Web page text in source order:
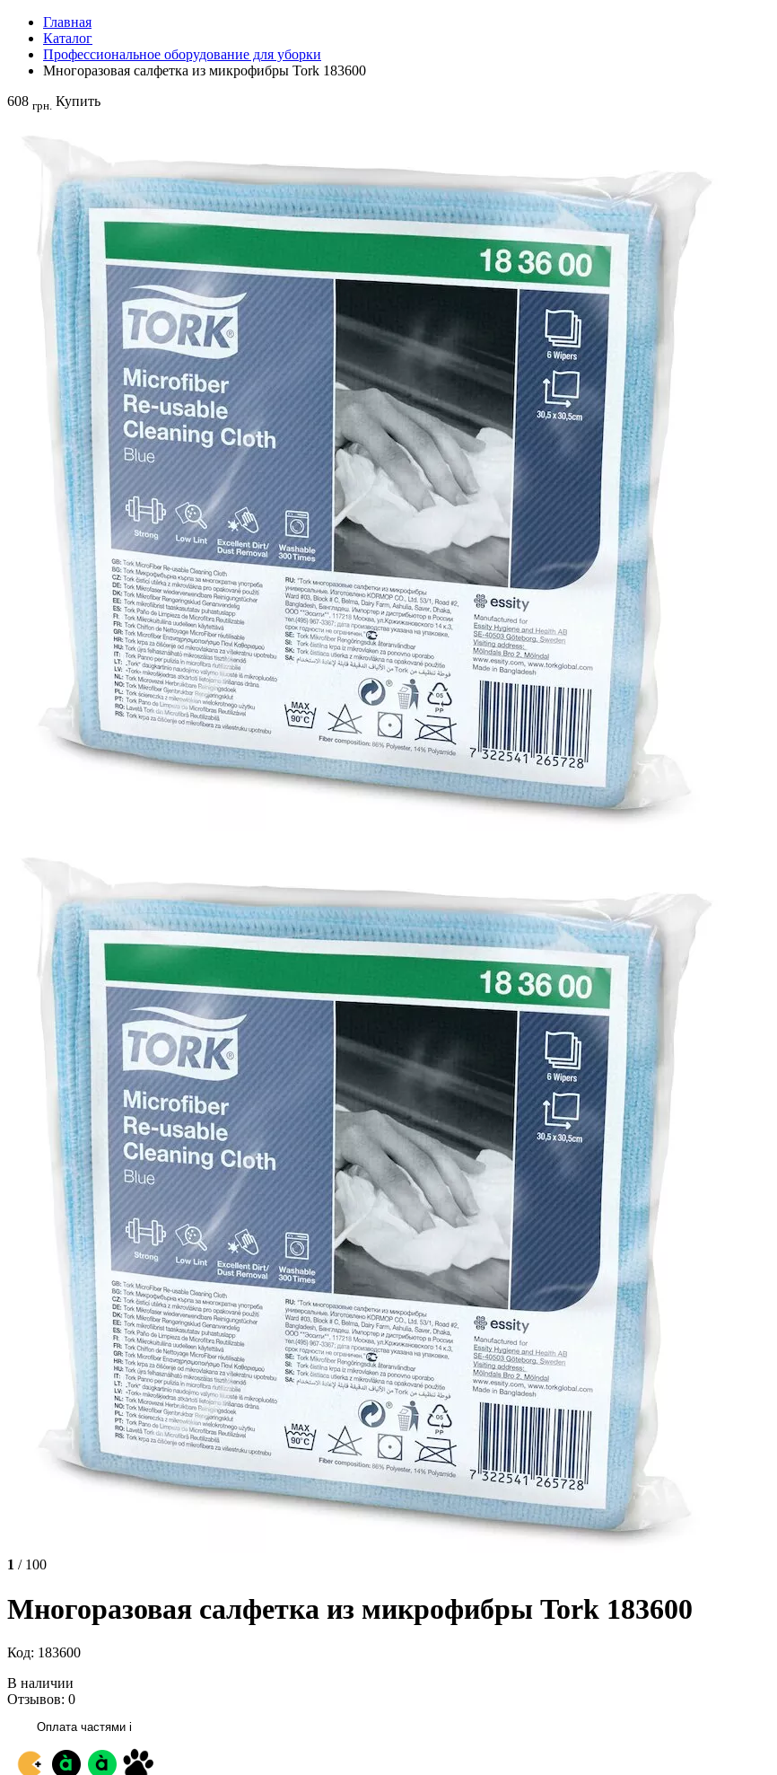
Главная
Каталог
Профессиональное оборудование для уборки
Многоразовая салфетка из микрофибры Tork 183600
608 грн. Купить
1 / 100
Многоразовая салфетка из микрофибры Tork 183600
Код: 183600
В наличии
Отзывов: 0
Оплата частями i